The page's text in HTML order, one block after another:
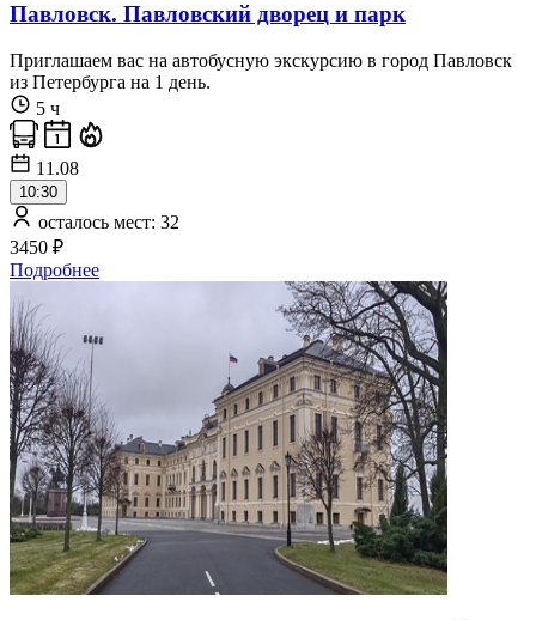
Павловск. Павловский дворец и парк
Приглашаем вас на автобусную экскурсию в город Павловск
из Петербурга на 1 день.
5 ч
11.08
10:30
осталось мест: 32
3450 ₽
Подробнее